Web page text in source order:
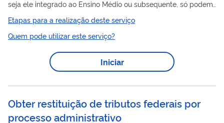
seja ele integrado ao Ensino Médio ou subsequente, só podem
ingressar na instituição se participarem de
para ingresso nos cursos técnicos integrados e
semestralmente para ingresso nos cursos técnicos
subsequentes. Os critérios para ingresso, formato de provas,
Etapas para a realização deste serviço
Quem pode utilizar este serviço?
Iniciar
Obter restituição de tributos federais por
processo administrativo